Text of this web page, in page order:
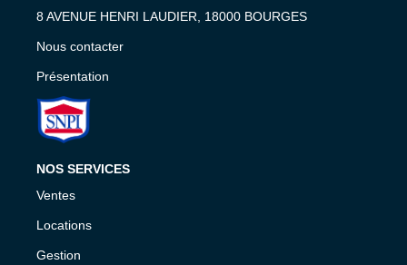
8 AVENUE HENRI LAUDIER, 18000 BOURGES
Nous contacter
Présentation
NOS SERVICES
Ventes
Locations
Gestion